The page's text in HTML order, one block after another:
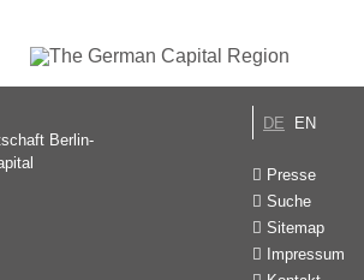
DE EN
Presse
Suche
Sitemap
Impressum
Berlin-